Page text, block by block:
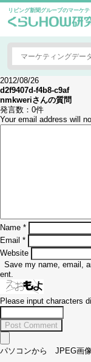
リビング新聞グループのマーケ
2012/08/26
d2f9407d-f4b8-c9af
nmkweriさんの質問
発言数： 0件
Your email address will
Name *
Email *
Website
Save my name, email,
ent.
Please input characters
パソコンから JPEG画